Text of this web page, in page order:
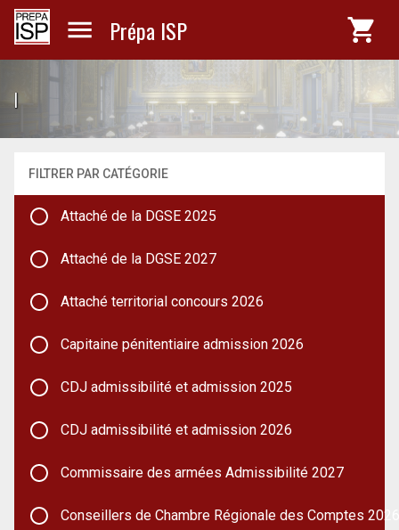
Prépa ISP
|
FILTRER PAR CATÉGORIE
Attaché de la DGSE 2025
Attaché de la DGSE 2027
Attaché territorial concours 2026
Capitaine pénitentiaire admission 2026
CDJ admissibilité et admission 2025
CDJ admissibilité et admission 2026
Commissaire des armées Admissibilité 2027
Conseillers de Chambre Régionale des Comptes 2026